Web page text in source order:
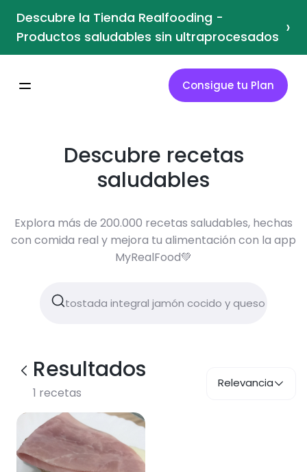
Descubre la Tienda Realfooding -
Productos saludables sin ultraprocesados ›
Consigue tu Plan
Descubre recetas
saludables
Explora más de 200.000 recetas saludables, hechas
con comida real y mejora tu alimentación con la app
MyRealFood💚
Resultados
1 recetas
Relevancia